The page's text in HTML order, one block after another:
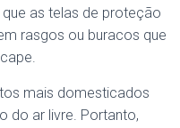
as telas de proteção
rasgos ou buracos que
mais domesticados
do ar livre. Portanto,